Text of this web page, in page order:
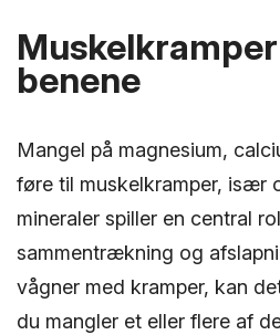
benene
Mangel på magnesium,
føre til muskelkramper, især
mineraler spiller en central
sammentrækning og
vågner med kramper, kan
du mangler et eller flere af